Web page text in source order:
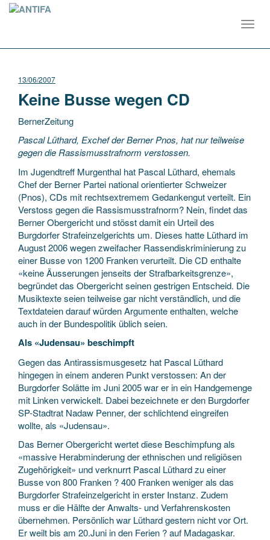
13/06/2007
Keine Busse wegen CD
BernerZeitung
Pascal Lüthard, Exchef der Berner Pnos, hat nur teilweise
gegen die Rassismusstrafnorm verstossen.
Im Jugendtreff Murgenthal hat Pascal Lüthard, ehemals
Chef der Berner Partei national orientierter Schweizer
(Pnos), CDs mit rechtsextremem Gedankengutverteilt. Ein
Verstoss gegen die Rassismusstrafnorm? Nein, findet das
Berner Obergericht und stösst damit ein Urteil des
Burgdorfer Strafeinzelgerichts um. Dieses hatte Lüthard im
August 2006 wegen zweifacher Rassendiskriminierung zu
einer Busse von 1200 Franken verurteilt. Die CD enthalte
«keine Äusserungen jenseits der Strafbarkeitsgrenze»,
begründet das Obergericht seinen gestrigen Entscheid. Die
Musiktexte seien teilweise gar nicht verständlich, und die
Textdateien darauf würden Argumente enthalten, welche
auch in der Bundespolitik üblich seien.
Als «Judensau» beschimpft
Gegen das Antirassismusgesetz hat Pascal Lüthard
hingegen in einem anderen Punkt verstossen: An der
Burgdorfer Solätte im Juni 2005 war er in ein Handgemenge
mit Linken verwickelt. Dabei bezeichnete er den Burgdorfer
SP-Stadtrat Nadaw Penner, der schlichtend eingreifen
wollte, als «Judensau».
Das Berner Obergericht wertet diese Beschimpfung als
«massive Herabminderung der ethnischen und religiösen
Zugehörigkeit» und verknurrt Pascal Lüthard zu einer
Busse von 800 Franken ? 400 Franken weniger als das
Burgdorfer Strafeinzelgericht in erster Instanz. Zudem
muss er die Hälfte der Anwalts- und Verfahrenskosten
übernehmen. Persönlich war Lüthard gestern nicht vor Ort.
Er weilt bis am 20.Juni in den Ferien ? auf Madagaskar.